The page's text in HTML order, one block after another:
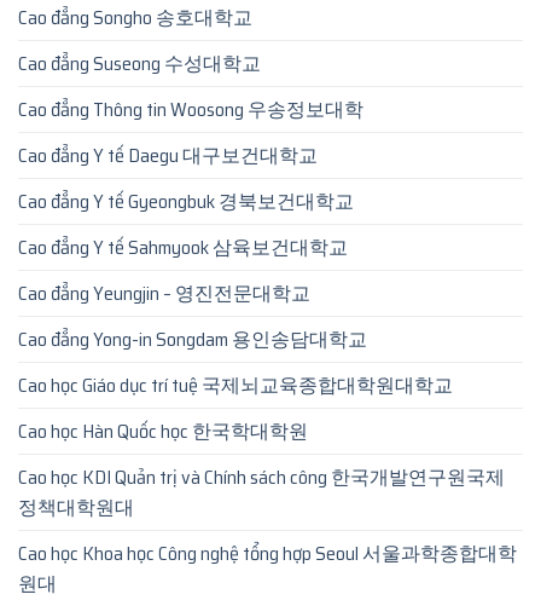
Cao đẳng Songho 송호대학교
Cao đẳng Suseong 수성대학교
Cao đẳng Thông tin Woosong 우송정보대학
Cao đẳng Y tế Daegu 대구보건대학교
Cao đẳng Y tế Gyeongbuk 경북보건대학교
Cao đẳng Y tế Sahmyook 삼육보건대학교
Cao đẳng Yeungjin – 영진전문대학교
Cao đẳng Yong-in Songdam 용인송담대학교
Cao học Giáo dục trí tuệ 국제뇌교육종합대학원대학교
Cao học Hàn Quốc học 한국학대학원
Cao học KDI Quản trị và Chính sách công 한국개발연구원국제
정책대학원대
Cao học Khoa học Công nghệ tổng hợp Seoul 서울과학종합대학
원대